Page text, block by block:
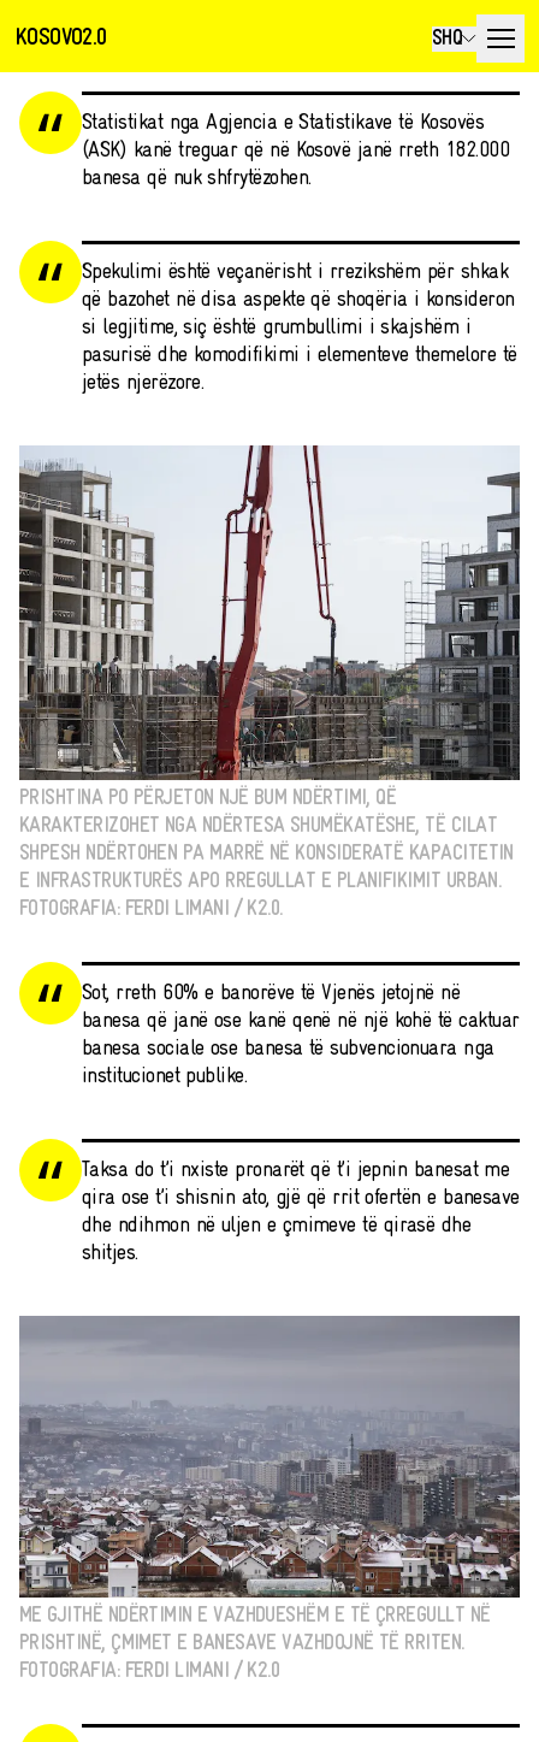
KOSOVO2.0 SHQ
Statistikat nga Agjencia e Statistikave të Kosovës
(ASK) kanë treguar që në Kosovë janë rreth 182.000
banesa që nuk shfrytëzohen.
Spekulimi është veçanërisht i rrezikshëm për shkak
që bazohet në disa aspekte që shoqëria i konsideron
si legjitime, siç është grumbullimi i skajshëm i
pasurisë dhe komodifikimi i elementeve themelore të
jetës njerëzore.
PRISHTINA PO PËRJETON NJË BUM NDËRTIMI, QË
KARAKTERIZOHET NGA NDËRTESA SHUMËKATËSHE, TË CILAT
SHPESH NDËRTOHEN PA MARRË NË KONSIDERATË KAPACITETIN
E INFRASTRUKTURËS APO RREGULLAT E PLANIFIKIMIT URBAN.
FOTOGRAFIA: FERDI LIMANI / K2.0.
Sot, rreth 60% e banorëve të Vjenës jetojnë në
banesa që janë ose kanë qenë në një kohë të caktuar
banesa sociale ose banesa të subvencionuara nga
institucionet publike.
Taksa do t’i nxiste pronarët që t’i jepnin banesat me
qira ose t’i shisnin ato, gjë që rrit ofertën e banesave
dhe ndihmon në uljen e çmimeve të qirasë dhe
shitjes.
ME GJITHË NDËRTIMIN E VAZHDUESHËM E TË ÇRREGULLT NË
PRISHTINË, ÇMIMET E BANESAVE VAZHDOJNË TË RRITEN.
FOTOGRAFIA: FERDI LIMANI / K2.0